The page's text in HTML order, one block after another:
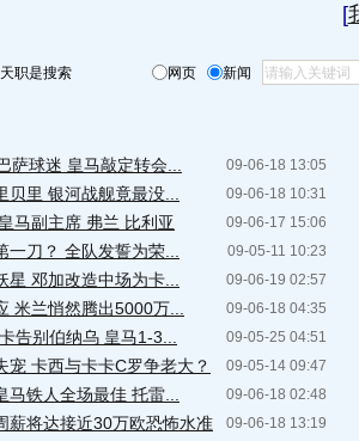
[
职是搜索 网页 新闻
09-06-18 13:05
萨球迷 皇马敲定转会...
09-06-18 10:31
里 银河战舰竟最没...
09-06-17 15:06
马副主席 弗兰 比利亚
09-05-11 10:23
刀？ 全队发誓为荣...
09-06-19 02:57
邓加改造中场为卡...
09-06-18 04:35
米兰悄然腾出5000万...
09-05-25 04:51
告别伯纳乌 皇马1-3...
09-05-14 09:47
宠 卡西与卡卡C罗争老大？
09-06-18 02:48
铁人全场最佳 托雷...
09-06-18 13:19
薪将达接近30万欧恐怖水准